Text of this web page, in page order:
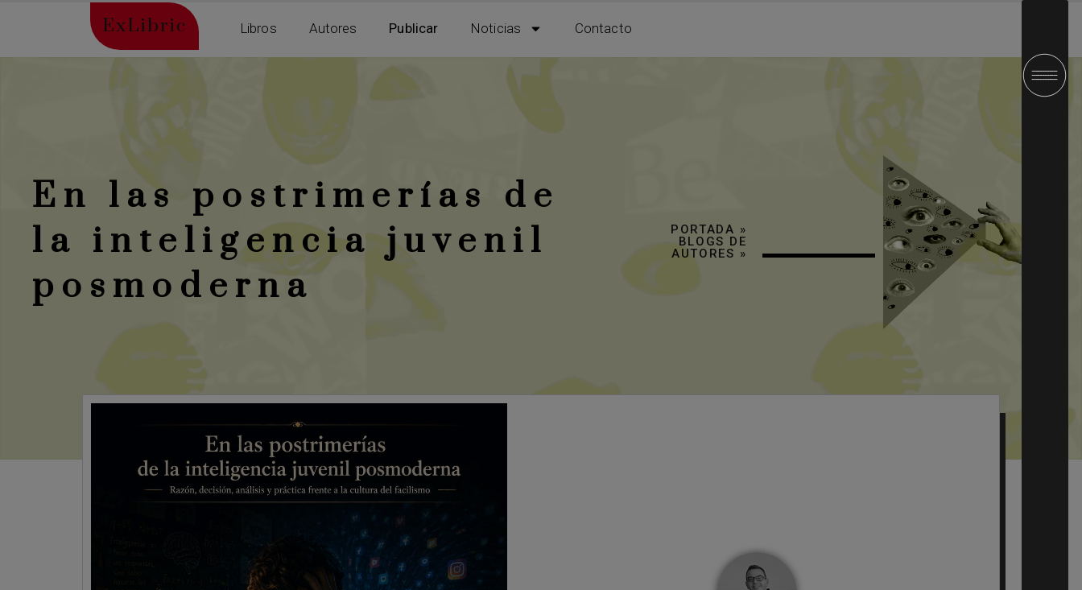
ExLibric Libros Autores Publicar Noticias Contacto
En las postrimerías de
la inteligencia juvenil
posmoderna
PORTADA »
BLOGS DE
AUTORES »